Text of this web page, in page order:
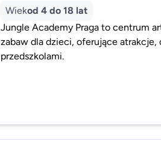
Wiekod 4 do 18 lat
Jungle Academy Praga to centrum
zabaw dla dzieci, oferujące atrakcje,
przedszkolami.